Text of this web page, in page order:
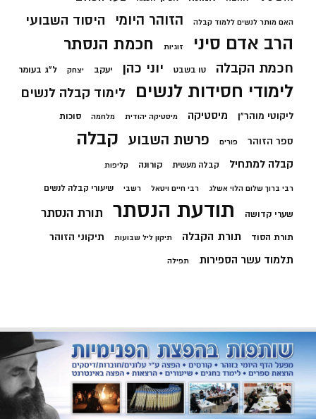
האם מותר לנשים ללמוד קבלה הזוהר היומי היסוד השבועי
הרב אדם סיני זוגיות חכמת הנסתר
חכמת הקבלה טו בשבט יוני כהן יעקב יצחק ל"ג בעומר
לימודי חסידות לנשים לימוד קבלה לנשים
ליקוטי מוהר"ן מיסטיקה מיסטיקה יהודית מלחמה סוכות
ספר הזוהר פורים פרשת השבוע קבלה
קבלה למתחיל קבלה מעשית קורונה קליפות
רבי ברוך שלום הלוי אשלג רבי חיים ויטאל רשבי שיעורי קבלה לנשים
שערי קדושה תודעת הנסתר תורת הנסתר
תורת הסוד תורת הקבלה תיקון ליל שבועות תיקוני הזוהר
תלמוד עשר הספירות תפילה